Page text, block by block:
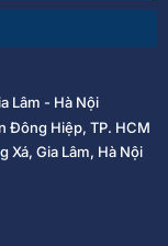
Lâm - Hà Nội
Đông Hiệp, TP. HCM
Xá, Gia Lâm, Hà Nội